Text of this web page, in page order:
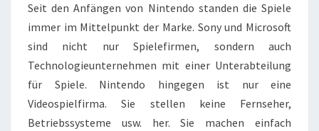
Seit den Anfängen von Nintendo standen die Spiele
immer im Mittelpunkt der Marke. Sony und Microsoft
sind nicht nur Spielefirmen, sondern auch
Technologieunternehmen mit einer Unterabteilung
für Spiele. Nintendo hingegen ist nur eine
Videospielfirma. Sie stellen keine Fernseher,
Betriebssysteme usw. her. Sie machen einfach